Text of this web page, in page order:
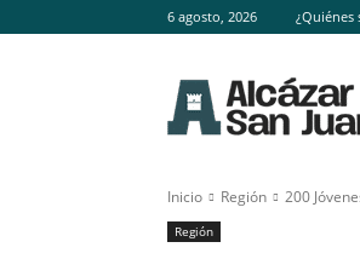
6 agosto, 2026 ¿Quiénes
Inicio Región 200
Región